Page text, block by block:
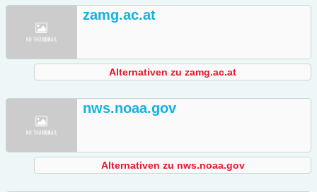
zamg.ac.at
Alternativen zu zamg.ac.at
nws.noaa.gov
Alternativen zu nws.noaa.gov